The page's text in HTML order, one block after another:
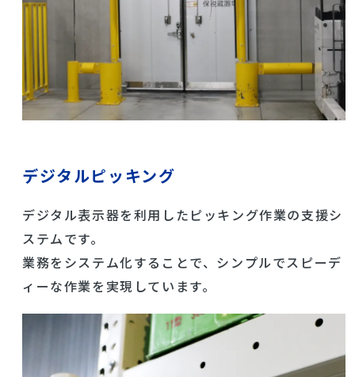
デジタルピッキング
デジタル表示器を利用したピッキング作業の支援シ
ステムです。
業務をシステム化することで、シンプルでスピーデ
ィーな作業を実現しています。